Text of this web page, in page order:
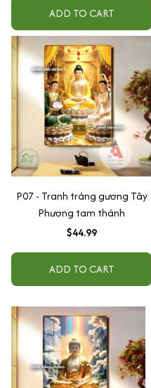
ADD TO CART
P07 - Tranh tráng gương Tây
Phương tam thánh
$44.99
ADD TO CART